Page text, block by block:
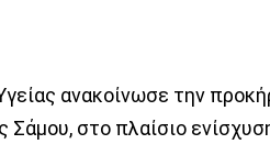
ανακοίνωσε την
Σάμου, στο πλαίσιο